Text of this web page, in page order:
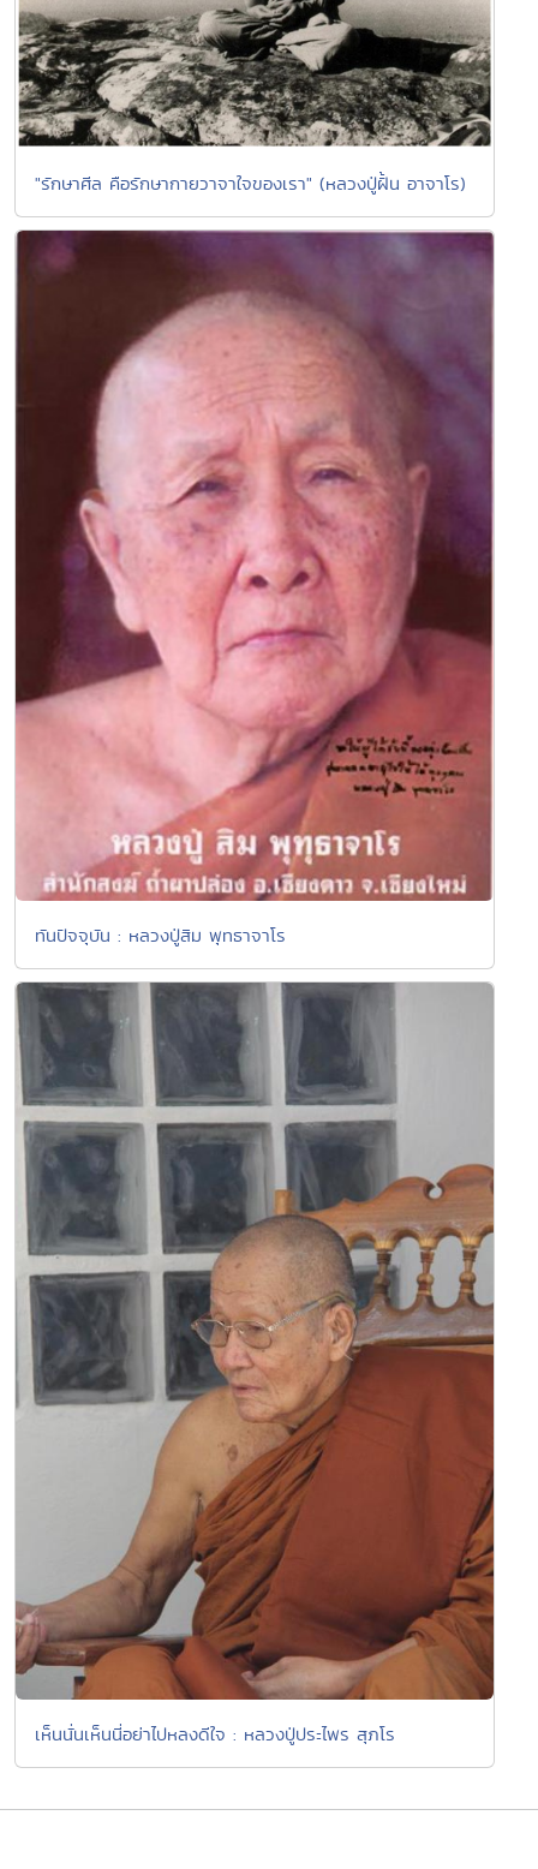
"รักษาศีล คือรักษากายวาจาใจของเรา" (หลวงปู่ฝั้น อาจาโร)
ทันปัจจุบัน : หลวงปู่สิม พุทธาจาโร
เห็นนั่นเห็นนี่อย่าไปหลงดีใจ : หลวงปู่ประไพร สุภโร